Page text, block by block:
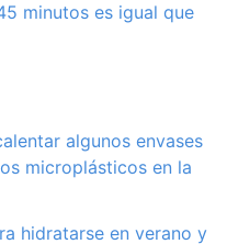
minutos es igual que
algunos envases
microplásticos en la
hidratarse en verano y